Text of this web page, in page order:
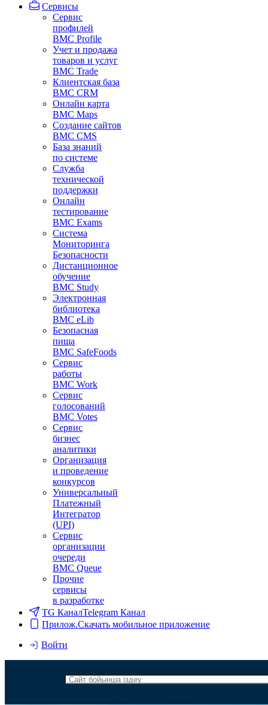
Сервисы
Сервис
профилей
BMC Profile
Учет и продажа
товаров и услуг
BMC Trade
Клиентская база
BMC CRM
Онлайн карта
BMC Maps
Создание сайтов
BMC CMS
База знаний
по системе
Служба
технической
поддержки
Онлайн
тестирование
BMC Exams
Система
Мониторинга
Безопасности
Дистанционное
обучение
BMC Study
Электронная
библиотека
BMC eLib
Безопасная
пища
BMC SafeFoods
Сервис
работы
BMC Work
Сервис
голосований
BMC Votes
Сервис
бизнес
аналитики
Организация
и проведение
конкурсов
Универсальный
Платежный
Интегратор
(UPI)
Сервис
организации
очереди
BMC Queue
Прочие
сервисы
в разработке
TG КаналTelegram Канал
Прилож.Скачать мобильное приложение
Войти